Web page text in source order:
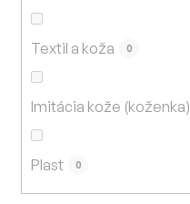
Textil a koža 0
Imitácia kože (koženka)
Plast 0